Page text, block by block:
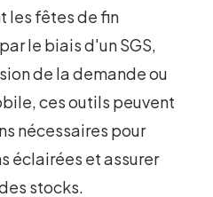
les fêtes de fin
le biais d'un SGS,
de la demande ou
ces outils peuvent
nécessaires pour
éclairées et assurer
stocks.